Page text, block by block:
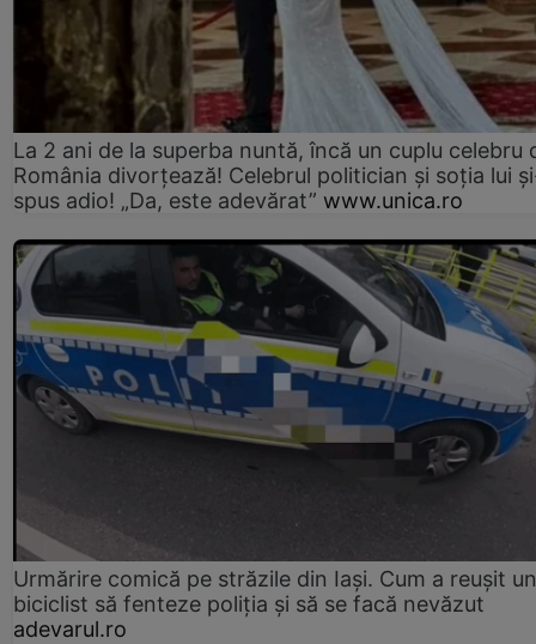
La 2 ani de la superba nuntă, încă un cuplu celebru
România divorțează! Celebrul politician și soția lui
spus adio! „Da, este adevărat” www.unica.ro
Urmărire comică pe străzile din Iași. Cum a reușit un
biciclist să fenteze poliția și să se facă nevăzut
adevarul.ro